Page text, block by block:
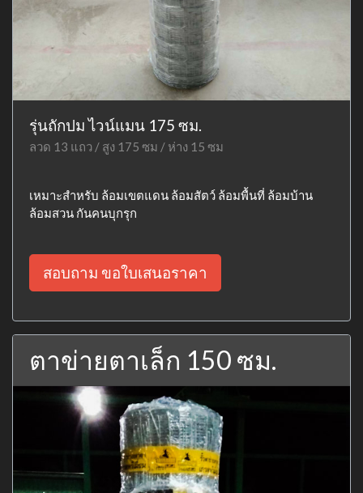
รุ่นถักปม ไวน์แมน 175 ซม.
ลวด 13 แถว / สูง 175 ซม / ห่าง 15 ซม
เหมาะสำหรับ ล้อมเขตแดน ล้อมสัตว์ ล้อมพื้นที่ ล้อมบ้าน
ล้อมสวน กันคนบุกรุก
สอบถาม ขอใบเสนอราคา
ตาข่ายตาเล็ก 150 ซม.